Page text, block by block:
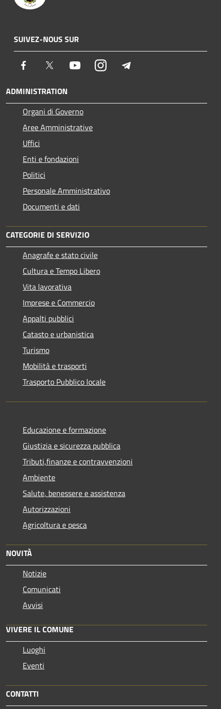
SUIVEZ-NOUS SUR
Facebook Twitter YoutubeInstagram
ADMINISTRATION
Organi di Governo
Aree Amministrative
Uffici
Enti e fondazioni
Politici
Personale Amministrativo
Documenti e dati
CATEGORIE DI SERVIZIO
Anagrafe e stato civile
Cultura e Tempo Libero
Vita lavorativa
Imprese e Commercio
Appalti pubblici
Catasto e urbanistica
Turismo
Mobilità e trasporti
Trasporto Pubblico locale
Educazione e formazione
Giustizia e sicurezza pubblica
Tributi,finanze e contravvenzioni
Ambiente
Salute, benessere e assistenza
Autorizzazioni
Agricoltura e pesca
NOVITÀ
Notizie
Comunicati
Avvisi
VIVERE IL COMUNE
Luoghi
Eventi
CONTATTI